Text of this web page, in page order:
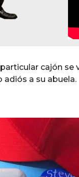
cajón se
a su abuela.